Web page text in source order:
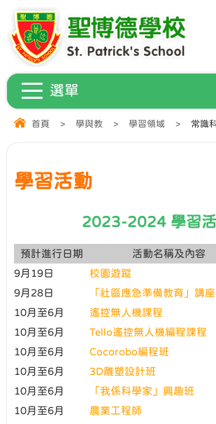
首頁 > 學與教 > 學習領域 > 常識
學習活動
2023-2024 學習
預計進行日期 活動名稱及內容
9月19日
校園遊蹤
9月28日
「社區應急準備教育」講座
10月至6月
遙控無人機課程
10月至6月
Tello遙控無人機編程課程
10月至6月
Cocorobo編程班
10月至6月
3D雕塑設計班
10月至6月
「我係科學家」興趣班
10月至6月
農業工程師